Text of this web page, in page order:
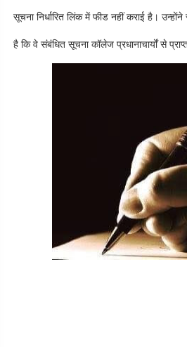
सूचना निर्धारित लिंक में फीड नहीं कराई है।
है कि वे संबंधित सूचना कॉलेज प्रधानाचार्यों से